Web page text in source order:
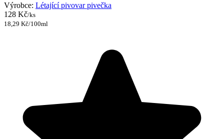
Výrobce: Létající pivovar pivečka
128 Kč/ks
18,29 Kč/100ml